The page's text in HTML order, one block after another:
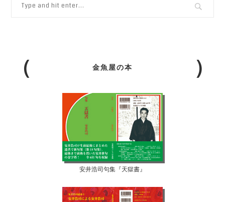
金魚屋の本
安井浩司句集『天獄書』